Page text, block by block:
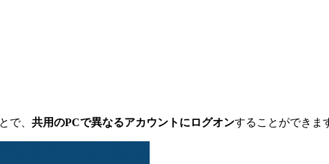
で、 共用のPCで異なるアカウントにログオンすることができま